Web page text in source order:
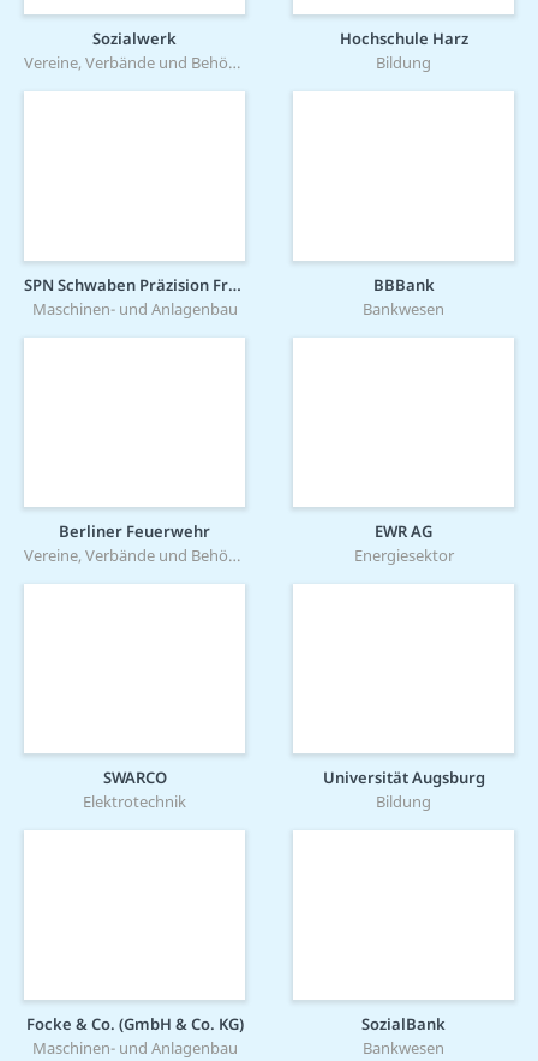
Sozialwerk
Vereine, Verbände und Behörden
Hochschule Harz
Bildung
SPN Schwaben Präzision Fritz Hopf GmbH
Maschinen- und Anlagenbau
BBBank
Bankwesen
Berliner Feuerwehr
Vereine, Verbände und Behörden
EWR AG
Energiesektor
SWARCO
Elektrotechnik
Universität Augsburg
Bildung
Focke & Co. (GmbH & Co. KG)
Maschinen- und Anlagenbau
SozialBank
Bankwesen